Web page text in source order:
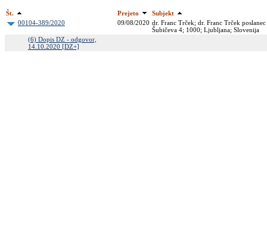
Št. Prejeto
Subjekt
00104-389/2020
09/08/2020 dr. Franc Trček; dr. Franc Trček
Šubičeva 4; 1000; Ljubljana; Slovenija
(6) Dopis DZ - odgovor,
14.10.2020 [DZ+]